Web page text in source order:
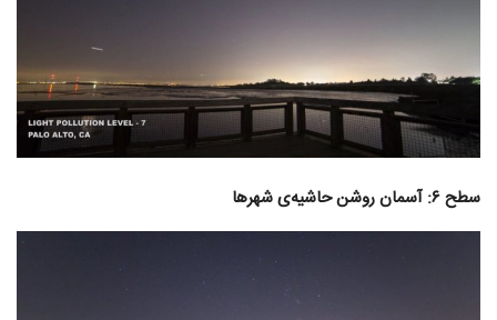
سطح ۶: آسمان روشن حاشیه‌ی شهرها